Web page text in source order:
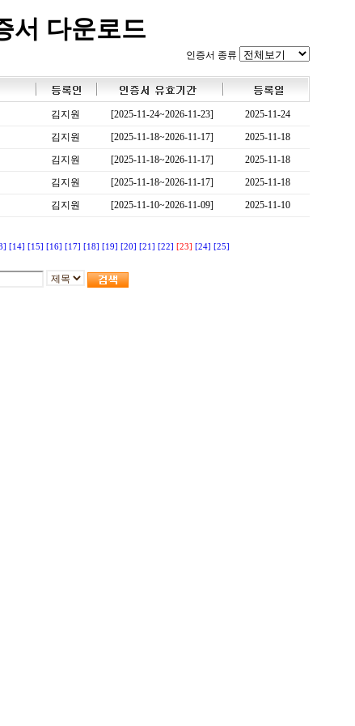
서 다운로드
인증서 종류
김지원 [2025-11-24~2026-11-23]
2025-11-24
김지원 [2025-11-18~2026-11-17]
2025-11-18
김지원 [2025-11-18~2026-11-17]
2025-11-18
김지원 [2025-11-18~2026-11-17]
2025-11-18
김지원 [2025-11-10~2026-11-09] 2025-11-10
[14] [15] [16] [17] [18] [19] [20] [21] [22] [23] [24] [25]